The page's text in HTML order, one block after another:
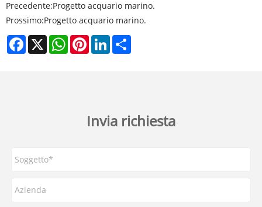
Precedente:Progetto acquario marino.
Prossimo:Progetto acquario marino.
Facebook
X WhatsAppPinterestLinkedIn
Invia richiesta